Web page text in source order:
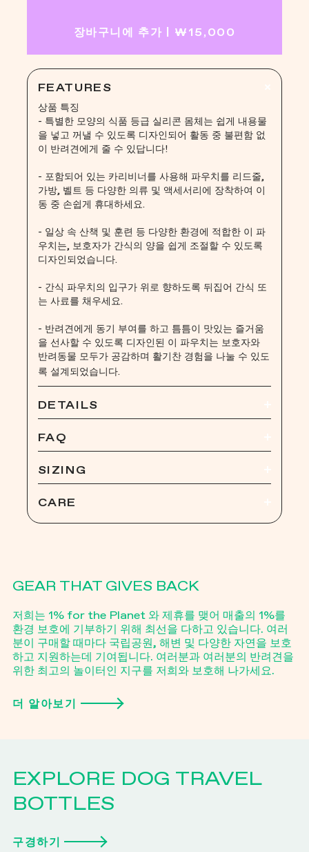
장바구니에 추가 | ₩15,000
FEATURES
상품 특징
- 특별한 모양의 식품 등급 실리콘 몸체는 쉽게 내용물
을 넣고 꺼낼 수 있도록 디자인되어 활동 중 불편함 없
이 반려견에게 줄 수 있답니다!
- 포함되어 있는 카리비너를 사용해 파우치를 리드줄,
가방, 벨트 등 다양한 의류 및 액세서리에 장착하여 이
동 중 손쉽게 휴대하세요.
- 일상 속 산책 및 훈련 등 다양한 환경에 적합한 이 파
우치는, 보호자가 간식의 양을 쉽게 조절할 수 있도록
디자인되었습니다.
- 간식 파우치의 입구가 위로 향하도록 뒤집어 간식 또
는 사료를 채우세요.
- 반려견에게 동기 부여를 하고 틈틈이 맛있는 즐거움
을 선사할 수 있도록 디자인된 이 파우치는 보호자와
반려동물 모두가 공감하며 활기찬 경험을 나눌 수 있도
록 설계되었습니다.
DETAILS
- 몸체: 식품 등급 실리콘
- 카라비너: 알루미늄
FAQ
사용법은 간단합니다. 손으로 몸체를 짜서 간식을
주면 됩니다! 채워 넣으려면 뒤집어, 한 손으로 몸체
를 조이고 배출구가 열리면 간식이나 사료를 넣으
면 됩니다. 언제 어디서나 내용물을 조금씩 꺼내어
SIZING
길이: 6.2cm | 넓이: 3.5cm | 높이: 8cm
CARE
관리 방법
GEAR THAT GIVES BACK
저희는 1% for the Planet 와 제휴를 맺어 매출의 1%를
환경 보호에 기부하기 위해 최선을 다하고 있습니다. 여러
분이 구매할 때마다 국립공원, 해변 및 다양한 자연을 보호
하고 지원하는데 기여됩니다. 여러분과 여러분의 반려견을
위한 최고의 놀이터인 지구를 저희와 보호해 나가세요.
더 알아보기
EXPLORE DOG TRAVEL
BOTTLES
구경하기